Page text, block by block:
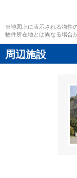
※地図上に表示される物件
物件所在地とは異なる場合
周辺施設